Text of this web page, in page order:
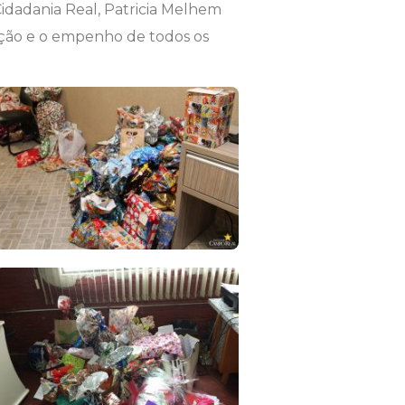
Real, Patricia Melhem
e o empenho de todos os